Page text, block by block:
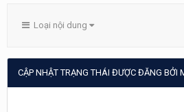
Loại nội dung
CẬP NHẬT TRẠNG THÁI ĐƯỢC ĐĂNG BỞI